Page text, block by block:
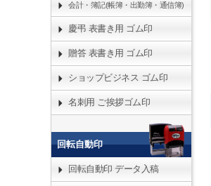
会計・簿記(帳簿・出勤簿・通信簿)
慶弔 表書き用 ゴム印
贈答 表書き用 ゴム印
ショップビジネス ゴム印
名刺用 ご挨拶ゴム印
回転自動印
回転自動印 データ入稿